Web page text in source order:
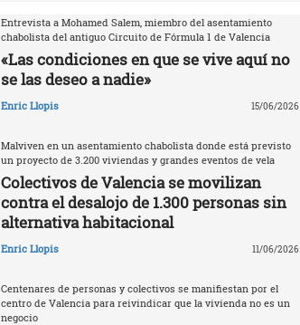
Entrevista a Mohamed Salem, miembro del asentamiento
chabolista del antiguo Circuito de Fórmula 1 de Valencia
«Las condiciones en que se vive aquí no
se las deseo a nadie»
Enric Llopis 15/06/2026
Malviven en un asentamiento chabolista donde está previsto
un proyecto de 3.200 viviendas y grandes eventos de vela
Colectivos de Valencia se movilizan
contra el desalojo de 1.300 personas sin
alternativa habitacional
Enric Llopis 11/06/2026
Centenares de personas y colectivos se manifiestan por el
centro de Valencia para reivindicar que la vivienda no es un
negocio